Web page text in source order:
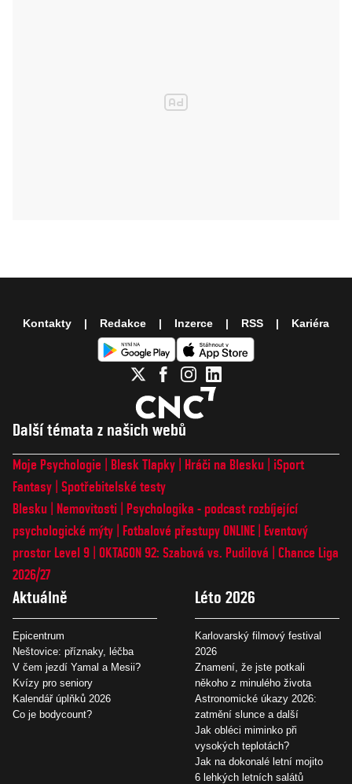
Další témata z našich webů
Moje Psychologie Blesk Tlapky Hráči na Blesku
iSport
Fantasy Spotřebitelské testy
Blesku
Nemovitosti
Psychologika - podcast rozbíjející
psychologické mýty
Fotbalové přestupy ONLINE
Eventový
prostor Level 9 OKTAGON 92: Szabová vs. Pudilová
Chance Liga
2026/27
Aktuálně
Epicentrum
Neštovice: příznaky, léčba
V čem jezdí Yamal a Mesii?
Kvízy pro seniory
Kalendář úplňků 2026
Co je bodycount?
Léto 2026
Karlovarský filmový festival
2026
Znamení, že jste potkali
někoho z minulého života
Astronomické úkazy 2026:
zatmění slunce a další
Jak obléci miminko při
vysokých teplotách?
Jak na dokonalé letní mojito
6 lehkých letních salátů
Kontakty Redakce Inzerce RSS Kariéra